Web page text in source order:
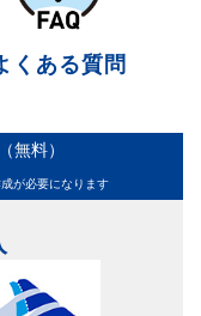
くある質問
無料）
が必要になります